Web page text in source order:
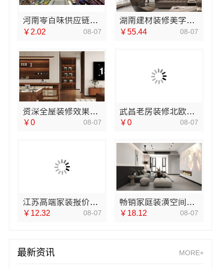
河南零百味供应链有限公司社区轻投入零食硬折扣适配全场景
￥2.02 08-07
湖南建材装修美学筑家怎么选，对比这3点
￥55.44 08-07
资深全屋装修效果图，南通宏域全宅装饰建材有限公司案例精选
￥0 08-07
武昌老房装修北欧风靠谱吗？同城快装（湖北）科技有限公司专业解析
￥0 08-07
江苏高端家装报价，南京市创亿讯透明实惠
￥12.32 08-07
畅销家庭装潢空间布局大概报价，浙江乐享新材料有限公司
￥18.12 08-07
最新资讯 MORE+